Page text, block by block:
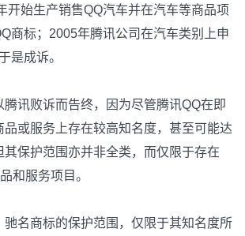
开始生产销售QQ汽车并在汽车等商品项
商标；2005年腾讯公司在汽车类别上申
是成诉。
败诉而告终，因为尽管腾讯QQ在即
品或服务上存在较高知名度，甚至可能达
其保护范围亦并非全类，而仅限于存在
和服务项目。
商标的保护范围，仅限于其知名度所